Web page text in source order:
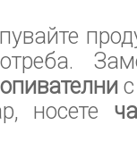
носете